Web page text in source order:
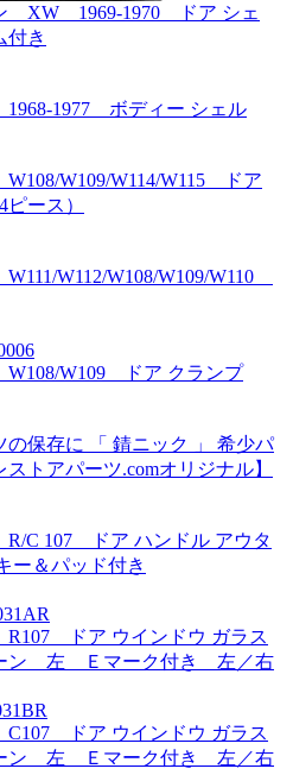
XW 1969-1970 ドア シェ
き
1977 ボディー シェル
W109/W114/W115 ドア
ース）
W112/W108/W109/W110
W109 ドア クランプ
の保存に 「 錆ニック 」 希少パ
トアパーツ.comオリジナル】
C 107 ドア ハンドル アウタ
＆パッド付き
ドア ウインドウ ガラス
ン 左 Ｅマーク付き 左／右
ドア ウインドウ ガラス
ン 左 Ｅマーク付き 左／右